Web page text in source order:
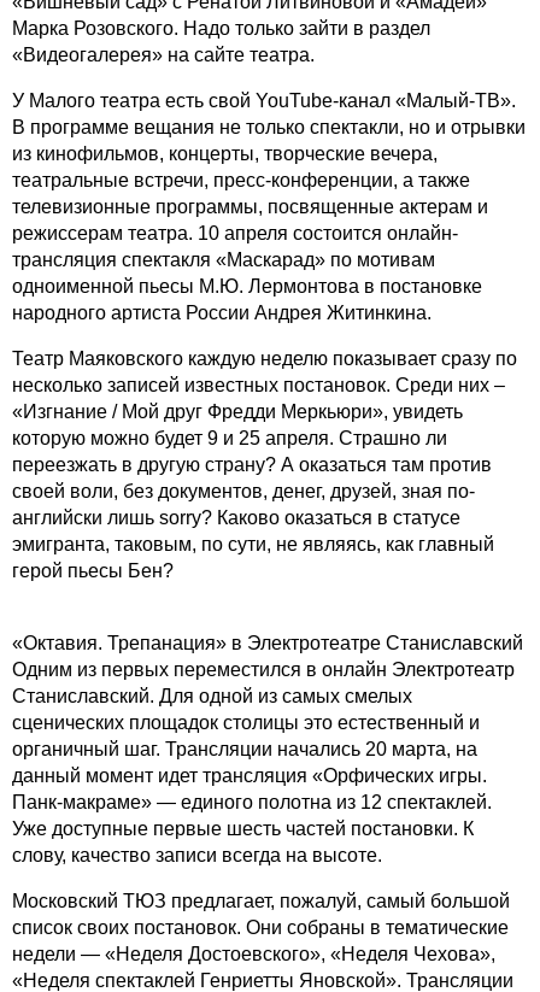
Марка Розовского. Надо только зайти в раздел
«Видеогалерея» на сайте театра.
У Малого театра есть свой YouTube-канал «Малый-ТВ».
В программе вещания не только спектакли, но и отрывки
из кинофильмов, концерты, творческие вечера,
театральные встречи, пресс-конференции, а также
телевизионные программы, посвященные актерам и
режиссерам театра. 10 апреля состоится онлайн-
трансляция спектакля «Маскарад» по мотивам
одноименной пьесы М.Ю. Лермонтова в постановке
народного артиста России Андрея Житинкина.
Театр Маяковского каждую неделю показывает сразу по
несколько записей известных постановок. Среди них –
«Изгнание / Мой друг Фредди Меркьюри», увидеть
которую можно будет 9 и 25 апреля. Страшно ли
переезжать в другую страну? А оказаться там против
своей воли, без документов, денег, друзей, зная по-
английски лишь sorry? Каково оказаться в статусе
эмигранта, таковым, по сути, не являясь, как главный
герой пьесы Бен?
«Октавия. Трепанация» в Электротеатре Станиславский
Одним из первых переместился в онлайн Электротеатр
Станиславский. Для одной из самых смелых
сценических площадок столицы это естественный и
органичный шаг. Трансляции начались 20 марта, на
данный момент идет трансляция «Орфических игры.
Панк-макраме» — единого полотна из 12 спектаклей.
Уже доступные первые шесть частей постановки. К
слову, качество записи всегда на высоте.
Московский ТЮЗ предлагает, пожалуй, самый большой
список своих постановок. Они собраны в тематические
недели — «Неделя Достоевского», «Неделя Чехова»,
«Неделя спектаклей Генриетты Яновской». Трансляции